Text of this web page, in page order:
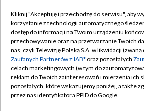
TVP
Abonament TVP
Emisja w TVP
Centrum informacji TVP
Naziemna Telewizja Cyfrowa
Regulamin TVP
Polityka
Moje zgody
Pomoc
Kliknij "Akceptuję i przechodzę do serwisu", aby
korzystanie z technologii automatycznego
dostęp do informacji na Twoim urządzeniu
przechowywanie oraz na przetwarzanie Twoich
nas, czyli Telewizję Polską S.A. w likwidacji (zwaną
Zaufanych Partnerów z IAB* oraz pozostałych
celach marketingowych (w tym do
reklam do Twoich zainteresowań i mierzenia ich
pozostałych, które wskazujemy poniżej, a także
przez nas identyfikatora PPID do Google.